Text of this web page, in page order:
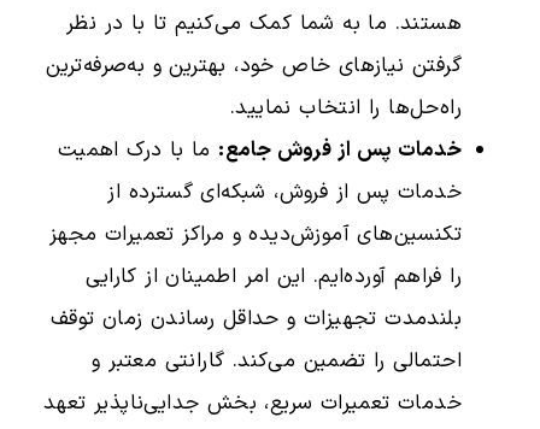
هستند. ما به شما کمک می‌کنیم تا با در نظر
گرفتن نیازهای خاص خود، بهترین و به‌صرفه‌ترین
راه‌حل‌ها را انتخاب نمایید.
خدمات پس از فروش جامع: ما با درک اهمیت
خدمات پس از فروش، شبکه‌ای گسترده از
تکنسین‌های آموزش‌دیده و مراکز تعمیرات مجهز
را فراهم آورده‌ایم. این امر اطمینان از کارایی
بلندمدت تجهیزات و حداقل رساندن زمان توقف
احتمالی را تضمین می‌کند. گارانتی معتبر و
خدمات تعمیرات سریع، بخش جدایی‌ناپذیر تعهد